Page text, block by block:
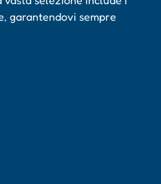
garantendovi sempre